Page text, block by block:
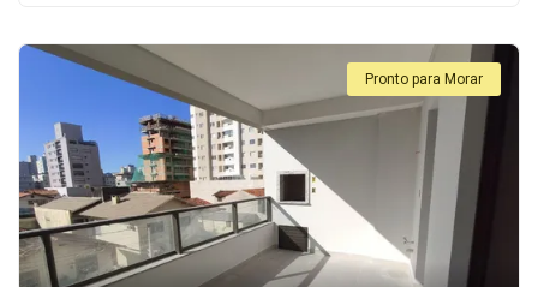
Pronto para Morar